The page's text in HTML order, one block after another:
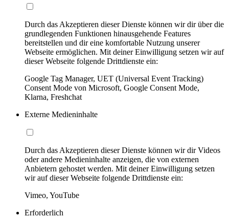
Durch das Akzeptieren dieser Dienste können wir dir über die
grundlegenden Funktionen hinausgehende Features
bereitstellen und dir eine komfortable Nutzung unserer
Webseite ermöglichen. Mit deiner Einwilligung setzen wir auf
dieser Webseite folgende Drittdienste ein:
Google Tag Manager, UET (Universal Event Tracking)
Consent Mode von Microsoft, Google Consent Mode,
Klarna, Freshchat
Externe Medieninhalte
Durch das Akzeptieren dieser Dienste können wir dir Videos
oder andere Medieninhalte anzeigen, die von externen
Anbietern gehostet werden. Mit deiner Einwilligung setzen
wir auf dieser Webseite folgende Drittdienste ein:
Vimeo, YouTube
Erforderlich